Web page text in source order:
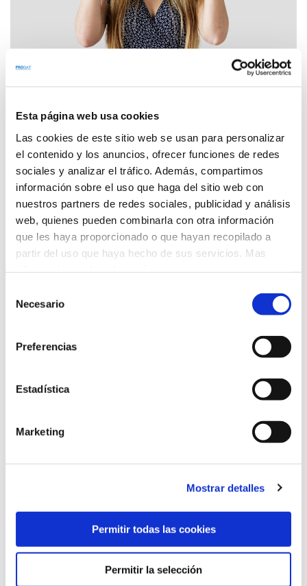
Esta página web usa cookies
Las cookies de este sitio web se usan para personalizar
el contenido y los anuncios, ofrecer funciones de redes
sociales y analizar el tráfico. Además, compartimos
información sobre el uso que haga del sitio web con
nuestros partners de redes sociales, publicidad y análisis
web, quienes pueden combinarla con otra información
que les haya proporcionado o que hayan recopilado a
partir del uso que haya hecho de sus servicios. Mas
Necesario
Preferencias
Estadística
Marketing
Mostrar detalles
Permitir todas las cookies
Permitir la selección
AVISANDO! DEBEMOS SER
DILIGENTES CUANDO UN
INTERESADO NOS SOLICITA
LA BAJA DE LOS ENVÍOS
PUBLICITARIOS
Escrito porAna Domínguez